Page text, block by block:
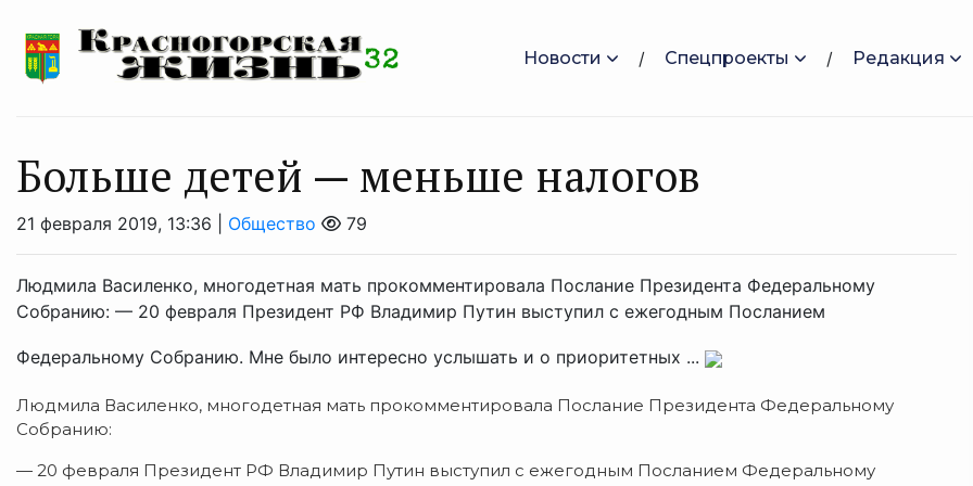
Новости Спецпроекты Редакция
Больше детей — меньше налогов
21 февраля 2019, 13:36 | Общество 79
Людмила Василенко, многодетная мать прокомментировала Послание Президента Федеральному
Собранию: — 20 февраля Президент РФ Владимир Путин выступил с ежегодным Посланием
Федеральному Собранию. Мне было интересно услышать и о приоритетных ...
Людмила Василенко, многодетная мать прокомментировала Послание Президента Федеральному
Собранию:
— 20 февраля Президент РФ Владимир Путин выступил с ежегодным Посланием Федеральному